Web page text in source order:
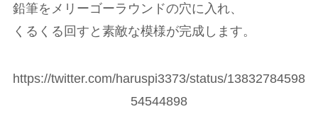
鉛筆をメリーゴーラウンドの穴に入れ、
くるくる回すと素敵な模様が完成します。
https://twitter.com/haruspi3373/status/13832784598
54544898